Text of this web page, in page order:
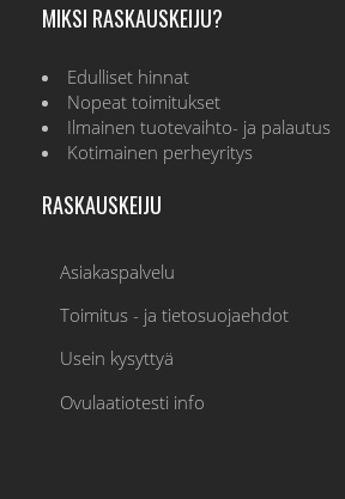
MIKSI RASKAUSKEIJU?
Edulliset hinnat
Nopeat toimitukset
Ilmainen tuotevaihto- ja palautus
Kotimainen perheyritys
RASKAUSKEIJU
Asiakaspalvelu
Toimitus - ja tietosuojaehdot
Usein kysyttyä
Ovulaatiotesti info